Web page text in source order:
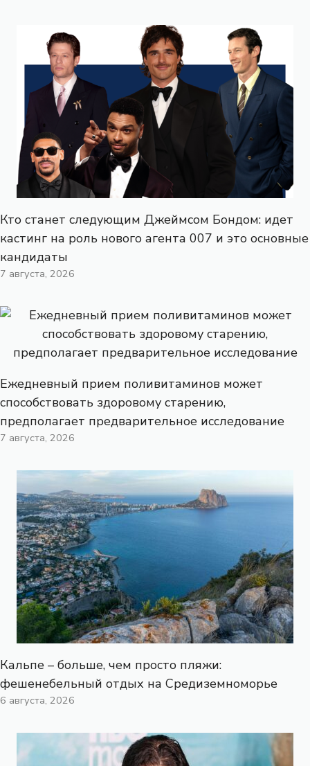
Кто станет следующим Джеймсом Бондом: идет
кастинг на роль нового агента 007 и это основные
кандидаты
7 августа, 2026
Ежедневный прием поливитаминов может
способствовать здоровому старению,
предполагает предварительное исследование
7 августа, 2026
Кальпе – больше, чем просто пляжи:
фешенебельный отдых на Средиземноморье
6 августа, 2026